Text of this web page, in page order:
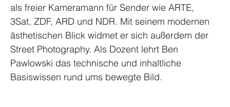
als freier Kameramann für Sender wie ARTE,
3Sat, ZDF, ARD und NDR. Mit seinem modernen
ästhetischen Blick widmet er sich außerdem der
Street Photography. Als Dozent lehrt Ben
Pawlowski das technische und inhaltliche
Basiswissen rund ums bewegte Bild.
FOODER